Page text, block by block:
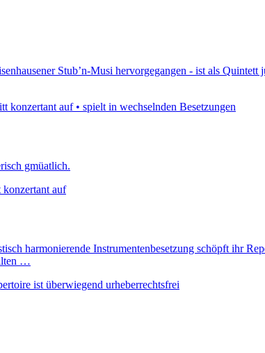
Stub’n-Musi hervorgegangen - ist als
konzertant auf • spielt in wechselnden Besetzungen
gmüatlich.
konzertant auf
harmonierende Instrumentenbesetzung schöpft ihr
…
ist überwiegend urheberrechtsfrei